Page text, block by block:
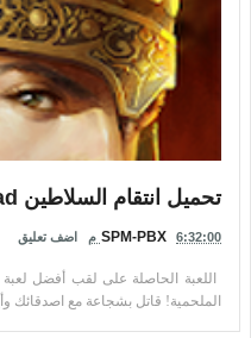
تحميل انتقام السلاطين download
SPM-PBX 6:32:00 م اضف تعليق
الملحمية! قاتل بشجاعة مع اصدقائك